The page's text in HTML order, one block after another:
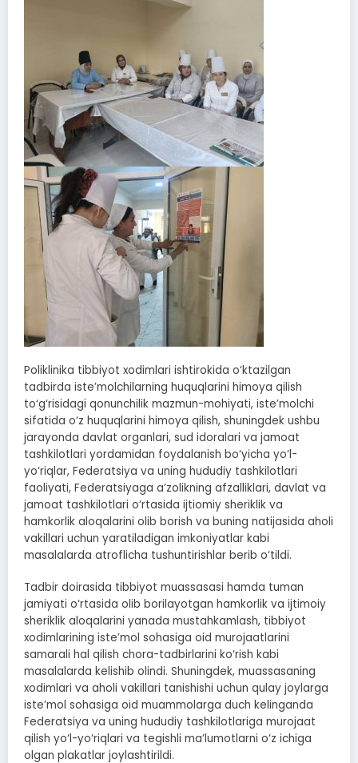
Poliklinika tibbiyot xodimlari ishtirokida o‘ktazilgan
tadbirda iste’molchilarning huquqlarini himoya qilish
to‘g‘risidagi qonunchilik mazmun-mohiyati, iste’molchi
sifatida o‘z huquqlarini himoya qilish, shuningdek ushbu
jarayonda davlat organlari, sud idoralari va jamoat
tashkilotlari yordamidan foydalanish bo‘yicha yo‘l-
yo‘riqlar, Federatsiya va uning hududiy tashkilotlari
faoliyati, Federatsiyaga a’zolikning afzalliklari, davlat va
jamoat tashkilotlari o‘rtasida ijtiomiy sheriklik va
hamkorlik aloqalarini olib borish va buning natijasida aholi
vakillari uchun yaratiladigan imkoniyatlar kabi
masalalarda atroflicha tushuntirishlar berib o‘tildi.
Tadbir doirasida tibbiyot muassasasi hamda tuman
jamiyati o‘rtasida olib borilayotgan hamkorlik va ijtimoiy
sheriklik aloqalarini yanada mustahkamlash, tibbiyot
xodimlarining iste’mol sohasiga oid murojaatlarini
samarali hal qilish chora-tadbirlarini ko‘rish kabi
masalalarda kelishib olindi. Shuningdek, muassasaning
xodimlari va aholi vakillari tanishishi uchun qulay joylarga
iste’mol sohasiga oid muammolarga duch kelinganda
Federatsiya va uning hududiy tashkilotlariga murojaat
qilish yo‘l-yo‘riqlari va tegishli ma’lumotlarni o‘z ichiga
olgan plakatlar joylashtirildi.